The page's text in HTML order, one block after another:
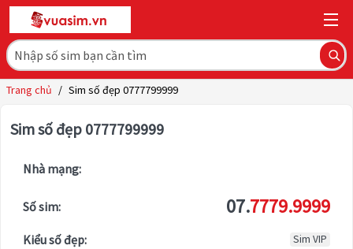
Trang chủ / Sim số đẹp 0777799999
Sim số đẹp 0777799999
Nhà mạng:
Số sim: 07.7779.9999
Kiểu số đẹp: Sim VIP